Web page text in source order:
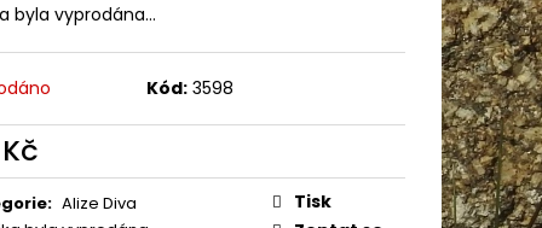
byla vyprodána…
Kód: 3598
: Alize Diva
Tisk